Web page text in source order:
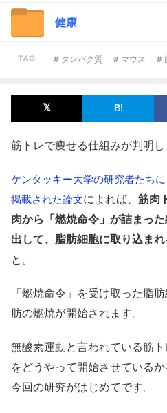
健康
TAG # タンパク質 # マウス #
筋トレで痩せる仕組みが判明し
ケンタッキー大学の研究者たち
掲載された論文によれば、 筋肉
肉から「燃焼命令」が詰まっ
出して、脂肪細胞に取り込ま
と。
「燃焼命令」を受け取った脂
肪の燃焼が開始されます。
無酸素運動と言われている筋
をどうやって開始させている
今回の研究がはじめてです。